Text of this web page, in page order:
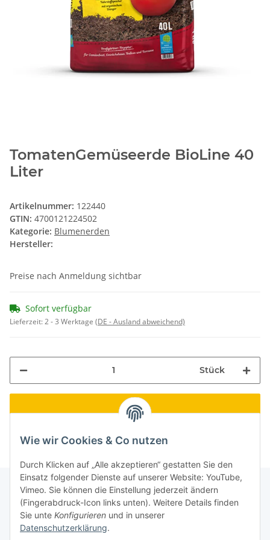
TomatenGemüseerde BioLine 40
Liter
Artikelnummer: 122440
GTIN: 4700121224502
Kategorie: Blumenerden
Hersteller:
Preise nach Anmeldung sichtbar
Sofort verfügbar
Lieferzeit:2 - 3 Werktage (DE - Ausland abweichend)
Stück
Informationen
Wie wir Cookies & Co nutzen
Durch Klicken auf „Alle akzeptieren“ gestatten Sie den
Einsatz folgender Dienste auf unserer Website: YouTube,
Vimeo. Sie können die Einstellung jederzeit ändern
(Fingerabdruck-Icon links unten). Weitere Details finden
Sie unte Konfigurieren und in unserer
Datenschutzerklärung.